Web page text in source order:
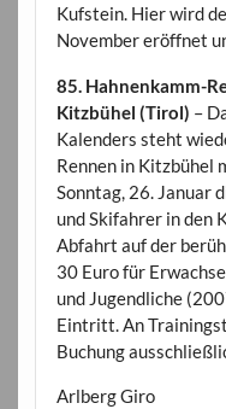
Kufstein. Hier wird
November eröffnet
85. Hahnenkamm-
Kitzbühel (Tirol) –
Kalenders steht
Rennen in Kitzbühel
Sonntag, 26. Januar
und Skifahrer in den
Abfahrt auf der
30 Euro für
und Jugendliche
Eintritt. An
Buchung
Arlberg Giro